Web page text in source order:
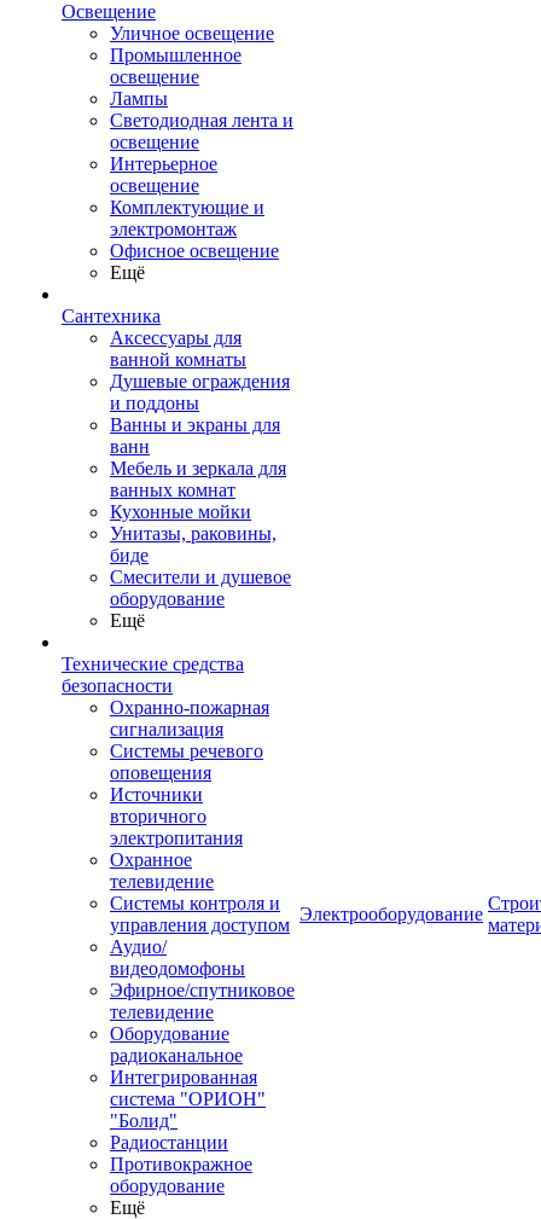
Освещение
Уличное освещение
Промышленное
освещение
Лампы
Светодиодная лента и
освещение
Интерьерное
освещение
Комплектующие и
электромонтаж
Офисное освещение
Ещё
Сантехника
Аксессуары для
ванной комнаты
Душевые ограждения
и поддоны
Ванны и экраны для
ванн
Мебель и зеркала для
ванных комнат
Кухонные мойки
Унитазы, раковины,
биде
Смесители и душевое
оборудование
Ещё
Технические средства
безопасности
Охранно-пожарная
сигнализация
Системы речевого
оповещения
Источники
вторичного
электропитания
Охранное
телевидение
Системы контроля и
управления доступом
Аудио/
видеодомофоны
Эфирное/спутниковое
телевидение
Оборудование
радиоканальное
Интегрированная
система "ОРИОН"
"Болид"
Радиостанции
Противокражное
оборудование
Ещё
Электрооборудование